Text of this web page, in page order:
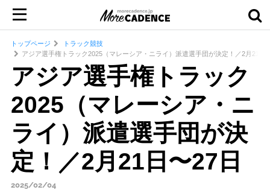
トップページ
トラック競技
アジア選手権トラック2025（マレーシア・ニライ）派遣選手団が決定！／2月21日
アジア選手権トラック
2025（マレーシア・ニ
ライ）派遣選手団が決
定！／2月21日〜27日
2025/02/04